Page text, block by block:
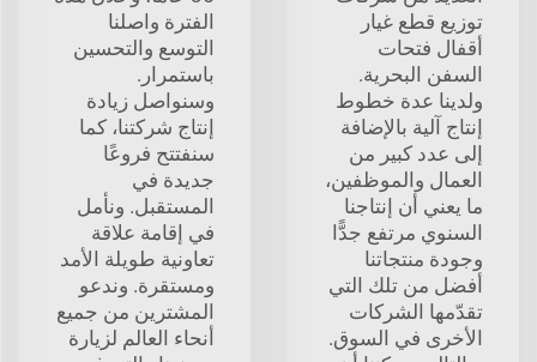
توزيع قطع غيار
أقفال فتحات
السفن البحرية.
ولدينا عدة خطوط
إنتاج آلية بالإضافة
إلى عدد كبير من
العمال والموظفين،
ما يعني أن إنتاجنا
السنوي مرتفع جدًّا
وجودة منتجاتنا
أفضل من تلك التي
تقدّمها الشركات
الأخرى في السوق.
الفترة واصلنا
التوسع والتحسين
باستمرار.
وسنواصل زيادة
إنتاج شركتنا، كما
سنفتتح فروعًا
جديدة في
المستقبل. ونأمل
في إقامة علاقة
تعاونية طويلة الأمد
ومستقرة. وندعو
المشترين من جميع
أنحاء العالم لزيارة